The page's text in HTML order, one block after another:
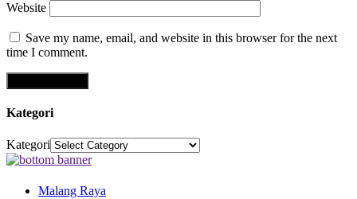
Website
Save my name, email, and website in this browser for the next
time I comment.
Kategori
Kategori
Malang Raya